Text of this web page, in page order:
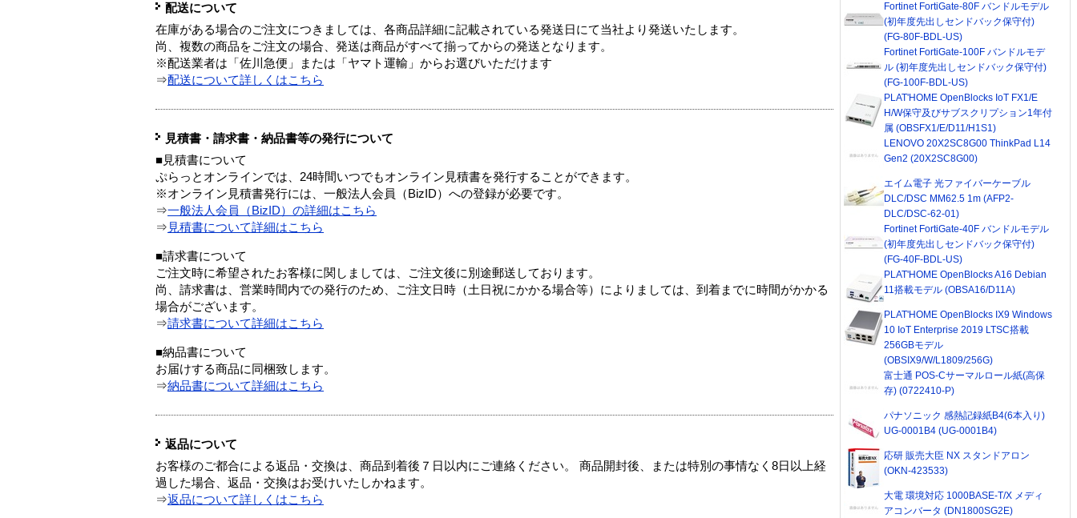
配送について
在庫がある場合のご注文につきましては、各商品詳細に記載されている発送日にて当社より発送いたします。
尚、複数の商品をご注文の場合、発送は商品がすべて揃ってからの発送となります。
※配送業者は「佐川急便」または「ヤマト運輸」からお選びいただけます
⇒配送について詳しくはこちら
見積書・請求書・納品書等の発行について
■見積書について
ぷらっとオンラインでは、24時間いつでもオンライン見積書を発行することができます。
※オンライン見積書発行には、一般法人会員（BizID）への登録が必要です。
⇒一般法人会員（BizID）の詳細はこちら
⇒ 見積書について詳細はこちら
■請求書について
ご注文時に希望されたお客様に関しましては、ご注文後に別途郵送しております。
尚、請求書は、営業時間内での発行のため、ご注文日時（土日祝にかかる場合等）によりましては、到着までに時間がかかる
場合がございます。
⇒請求書について詳細はこちら
■納品書について
お届けする商品に同梱致します。
⇒納品書について詳細はこちら
返品について
お客様のご都合による返品・交換は、商品到着後７日以内にご連絡ください。 商品開封後、または特別の事情なく8日以上経
過した場合、返品・交換はお受けいたしかねます。
⇒返品について詳しくはこちら
Fortinet FortiGate-80F バンドルモデル
(初年度先出しセンドバック保守付)
(FG-80F-BDL-US)
Fortinet FortiGate-100F バンドルモデ
ル (初年度先出しセンドバック保守付)
(FG-100F-BDL-US)
PLAT'HOME OpenBlocks IoT FX1/E
H/W保守及びサブスクリプション1年付
属 (OBSFX1/E/D11/H1S1)
LENOVO 20X2SC8G00 ThinkPad L14
Gen2 (20X2SC8G00)
エイム電子 光ファイバーケーブル
DLC/DSC MM62.5 1m (AFP2-
DLC/DSC-62-01)
Fortinet FortiGate-40F バンドルモデル
(初年度先出しセンドバック保守付)
(FG-40F-BDL-US)
PLAT'HOME OpenBlocks A16 Debian
11搭載モデル (OBSA16/D11A)
PLAT'HOME OpenBlocks IX9 Windows
10 IoT Enterprise 2019 LTSC搭載
256GBモデル
(OBSIX9/W/L1809/256G)
富士通 POS-Cサーマルロール紙(高保
存) (0722410-P)
パナソニック 感熱記録紙B4(6本入り)
UG-0001B4 (UG-0001B4)
応研 販売大臣 NX スタンドアロン
(OKN-423533)
大電 環境対応 1000BASE-T/X メディ
アコンバータ (DN1800SG2E)